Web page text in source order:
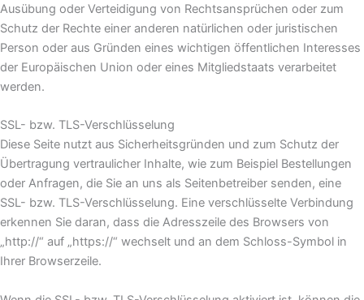
Ausübung oder Verteidigung von Rechtsansprüchen oder zum
Schutz der Rechte einer anderen natürlichen oder juristischen
Person oder aus Gründen eines wichtigen öffentlichen Interesses
der Europäischen Union oder eines Mitgliedstaats verarbeitet
werden.
SSL- bzw. TLS-Verschlüsselung
Diese Seite nutzt aus Sicherheitsgründen und zum Schutz der
Übertragung vertraulicher Inhalte, wie zum Beispiel Bestellungen
oder Anfragen, die Sie an uns als Seitenbetreiber senden, eine
SSL- bzw. TLS-Verschlüsselung. Eine verschlüsselte Verbindung
erkennen Sie daran, dass die Adresszeile des Browsers von
„http://“ auf „https://“ wechselt und an dem Schloss-Symbol in
Ihrer Browserzeile.